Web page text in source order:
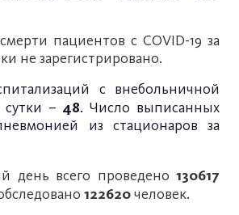
пациентов с COVID-19 за
не зарегистрировано.
с внебольничной
– 48. Число выписанных
из стационаров за
день всего проведено 130617
122620человек.